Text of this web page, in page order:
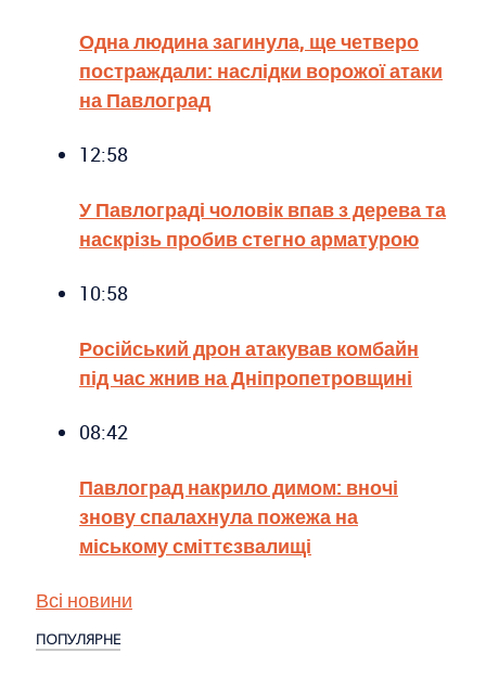
Одна людина загинула, ще четверо
постраждали: наслідки ворожої атаки
на Павлоград
12:58
У Павлограді чоловік впав з дерева та
наскрізь пробив стегно арматурою
10:58
Російський дрон атакував комбайн
під час жнив на Дніпропетровщині
08:42
Павлоград накрило димом: вночі
знову спалахнула пожежа на
міському сміттєзвалищі
Всі новини
ПОПУЛЯРНЕ